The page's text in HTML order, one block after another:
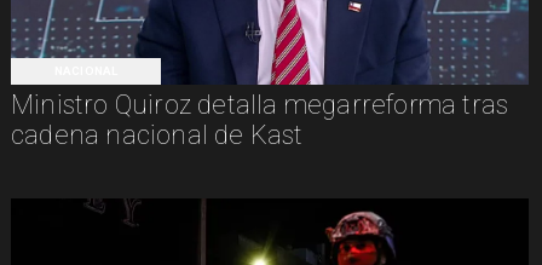
Ministro Quiroz detalla megarreforma tras
cadena nacional de Kast